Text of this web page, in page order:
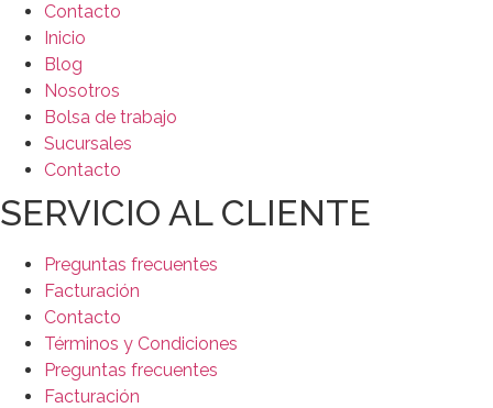
Contacto
Inicio
Blog
Nosotros
Bolsa de trabajo
Sucursales
Contacto
SERVICIO AL CLIENTE
Preguntas frecuentes
Facturación
Contacto
Términos y Condiciones
Preguntas frecuentes
Facturación